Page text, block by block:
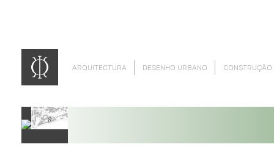
ARQUITECTURA DESENHO URBANO CONSTRUÇÃO